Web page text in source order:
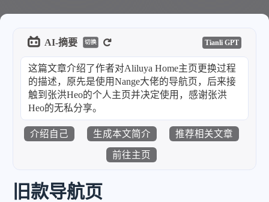
AI-摘要 切换 Tianli GPT
这篇文章介绍了作者对Aliluya Home主页更换过程
的描述，原先是使用Nange大佬的导航页，后来接
触到张洪Heo的个人主页并决定使用，感谢张洪
Heo的无私分享。
介绍自己 生成本文简介 推荐相关文章
前往主页
旧款导航页